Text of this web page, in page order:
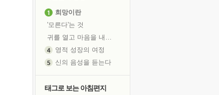
희망이란
'모른다'는 것
귀를 열고 마음을 내어주고
영적 성장의 여정
신의 음성을 듣는다
극과 극의 양 끝단
태그로 보는 아침편지